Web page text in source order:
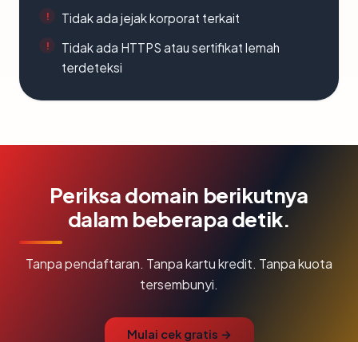
Tidak ada jejak korporat terkait
Tidak ada HTTPS atau sertifikat lemah
terdeteksi
Periksa domain berikutnya
dalam beberapa detik.
Tanpa pendaftaran. Tanpa kartu kredit. Tanpa kuota
tersembunyi.
Mulai cek gratis →